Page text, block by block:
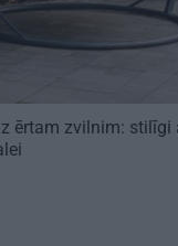
ērtam zvilnim: stilīgi